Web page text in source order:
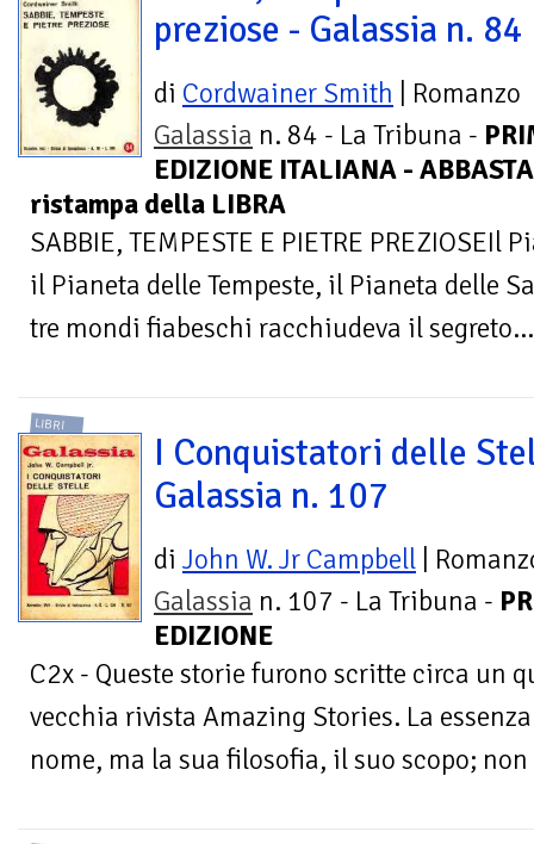
preziose - Galassia n. 84
di Cordwainer Smith | Romanzo
Galassia n. 84 - La Tribuna -
EDIZIONE ITALIANA -
ristampa della LIBRA
SABBIE, TEMPESTE E PIETRE PREZIOSEIl
il Pianeta delle Tempeste, il Pianeta delle
tre mondi fiabeschi racchiudeva il segreto...
LIBRI
I Conquistatori delle
Galassia n. 107
di John W. Jr Campbell |
Galassia n. 107 - La Tribuna -
EDIZIONE
C2x - Queste storie furono scritte circa un
vecchia rivista Amazing Stories. La
nome, ma la sua filosofia, il suo scopo; non